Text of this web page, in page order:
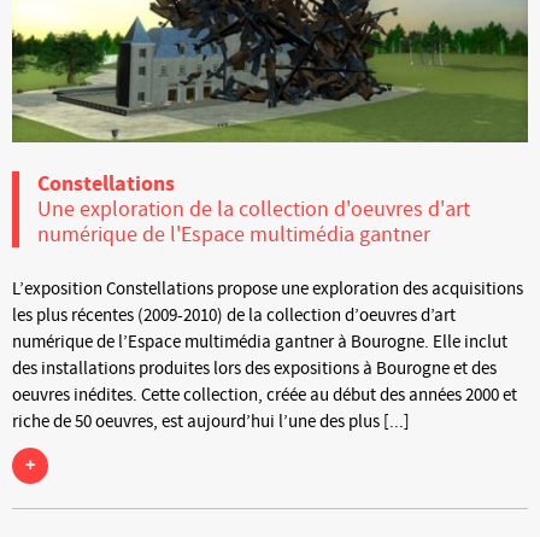
Constellations
Une exploration de la collection d'oeuvres d'art
numérique de l'Espace multimédia gantner
L’exposition Constellations propose une exploration des acquisitions
les plus récentes (2009-2010) de la collection d’oeuvres d’art
numérique de l’Espace multimédia gantner à Bourogne. Elle inclut
des installations produites lors des expositions à Bourogne et des
oeuvres inédites. Cette collection, créée au début des années 2000 et
riche de 50 oeuvres, est aujourd’hui l’une des plus [...]
+